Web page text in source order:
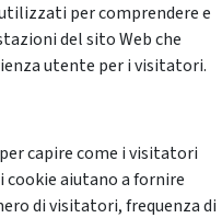
per comprendere e
del sito Web che
utente per i visitatori.
capire come i visitatori
aiutano a fornire
di visitatori, frequenza di